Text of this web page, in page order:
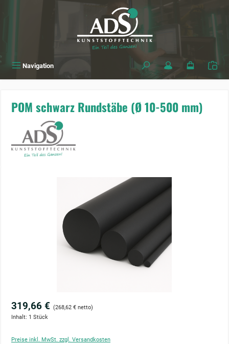
Navigation
POM schwarz Rundstäbe (Ø 10-500 mm)
319,66 € (268,62 € netto)
Inhalt: 1 Stück
Preise inkl. MwSt. zzgl. Versandkosten